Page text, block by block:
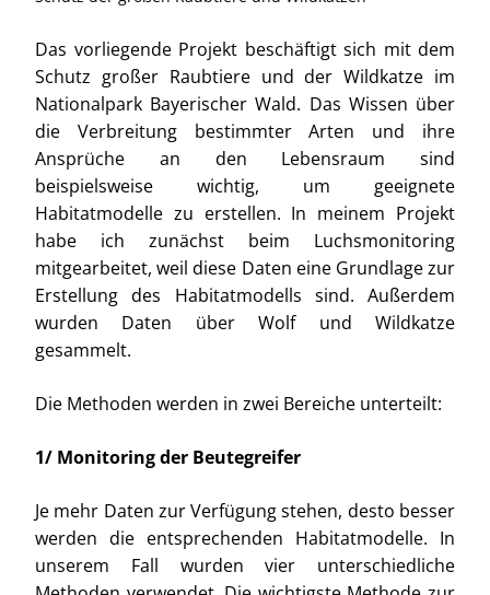
Das vorliegende Projekt beschäftigt sich mit dem
Schutz großer Raubtiere und der Wildkatze im
Nationalpark Bayerischer Wald. Das Wissen über
die Verbreitung bestimmter Arten und ihre
Ansprüche an den Lebensraum sind
beispielsweise wichtig, um geeignete
Habitatmodelle zu erstellen. In meinem Projekt
habe ich zunächst beim Luchsmonitoring
mitgearbeitet, weil diese Daten eine Grundlage zur
Erstellung des Habitatmodells sind. Außerdem
wurden Daten über Wolf und Wildkatze
gesammelt.
Die Methoden werden in zwei Bereiche unterteilt:
1/ Monitoring der Beutegreifer
Je mehr Daten zur Verfügung stehen, desto besser
werden die entsprechenden Habitatmodelle. In
unserem Fall wurden vier unterschiedliche